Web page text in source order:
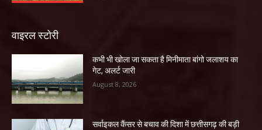
वाइरल स्टोरी
कभी भी खोला जा सकता है मिनीमाता बांगो जलाशय का
गेट, अलर्ट जारी
August 8, 2026
सर्वाइकल कैंसर से बचाव की दिशा में छत्तीसगढ़ की बड़ी